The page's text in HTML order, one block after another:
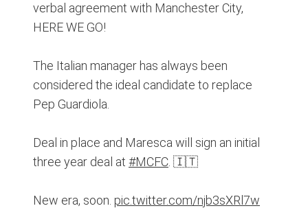
verbal agreement with Manchester City,
HERE WE GO!
The Italian manager has always been
considered the ideal candidate to replace
Pep Guardiola.
Deal in place and Maresca will sign an initial
three year deal at #MCFC. 🇮🇹
New era, soon. pic.twitter.com/njb3sXRl7w